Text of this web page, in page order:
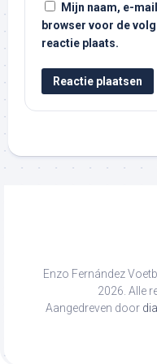
Mijn naam, e-
browser voor de
reactie plaats.
Enzo Fernández
2026. Alle
Aangedreven door